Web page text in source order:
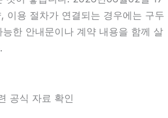
이용 절차가 연결되는 경우에는 구두
한 안내문이나 계약 내용을 함께 살
공식 자료 확인